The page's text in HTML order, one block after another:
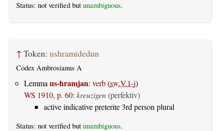
Status: not verified but unambiguous.
↑ Token: ushramidedun
Codex Ambrosianus A
Lemma us-hramjan: verb(sw.V.1-j)
WS 1910, p. 60: kreuzigen(perfektiv)
active indicative preterite 3rd person plural
Status: not verified but unambiguous.